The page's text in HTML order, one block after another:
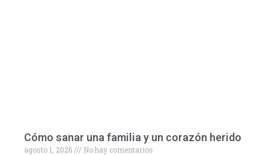
Cómo sanar una familia y un corazón herido
agosto 1, 2026
No hay comentarios